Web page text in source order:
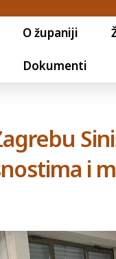
O županiji
Dokumenti
i